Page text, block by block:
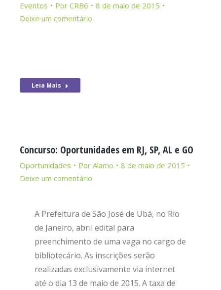
Eventos Por CRB6
8 de maio de 2015
Deixe um comentário
Leia Mais
Concurso: Oportunidades em RJ, SP, AL e GO
Oportunidades Por Alamo
8 de maio de 2015
Deixe um comentário
A Prefeitura de São José de Ubá, no Rio
de Janeiro, abril edital para
preenchimento de uma vaga no cargo de
bibliotecário. As inscrições serão
realizadas exclusivamente via internet
até o dia 13 de maio de 2015. A taxa de